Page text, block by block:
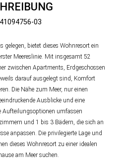
41094756-03
gelegen, bietet dieses Wohnresort ein
Meereslinie. Mit insgesamt 52
zwischen Apartments, Erdgeschossen
darauf ausgelegt sind, Komfort
Die Nähe zum Meer, nur einen
Ausblicke und eine
Aufteilungsoptionen umfassen
und 1 bis 3 Bädern, die sich an
anpassen. Die privilegierte Lage und
dieses Wohnresort zu einer idealen
am Meer suchen.